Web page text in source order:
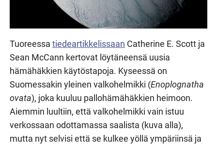
Tuoreessa tiedeartikkelissaan Catherine E. Scott ja
Sean McCann kertovat löytäneensä uusia
hämähäkkien käytöstapoja. Kyseessä on
Suomessakin yleinen valkohelmikki (Enoplognatha
ovata), joka kuuluu pallohämähäkkien heimoon.
Aiemmin luultiin, että valkohelmikki vain istuu
verkossaan odottamassa saalista (kuva alla),
mutta nyt selvisi että se kulkee yöllä ympäriinsä ja